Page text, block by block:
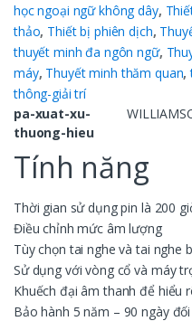
học ngoại ngữ không dây,
thảo, Thiết bị phiên dịch,
thuyết minh đa ngôn ngữ,
máy, Thuyết minh thăm quan,
thông-giải trí
pa-xuat-xu-
thuong-hieu
Tính năng
Thời gian sử dụng pin là 200
Điều chỉnh mức âm lượng
Tùy chọn tai nghe và tai nghe
Sử dụng với vòng cổ và máy
Khuếch đại âm thanh để hiểu
Bảo hành 5 năm – 90 ngày